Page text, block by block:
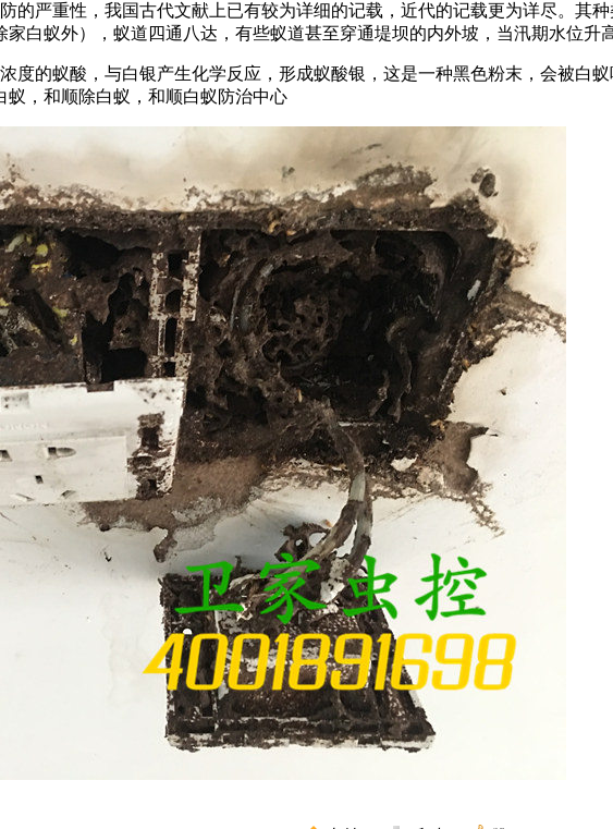
的严重性，我国古代文献上已有较为详细的记载，近代的记载更为详尽。其
白蚁外），蚁道四通八达，有些蚁道甚至穿通堤坝的内外坡，当汛期水位升
度的蚁酸，与白银产生化学反应，形成蚁酸银，这是一种黑色粉末，会被白蚁
蚁，和顺除白蚁，和顺白蚁防治中心